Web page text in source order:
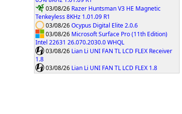
03/08/26 Razer Huntsman V3 HE Magnetic
Tenkeyless 8KHz 1.01.09 R1
03/08/26Ocypus Digital Elite 2.0.6
03/08/26 Microsoft Surface Pro (11th Edition)
Intel 22631 26.070.2030.0 WHQL
03/08/26 Lian Li UNI FAN TL LCD FLEX Receiver
1.8
03/08/26 Lian Li UNI FAN TL LCD FLEX 1.8